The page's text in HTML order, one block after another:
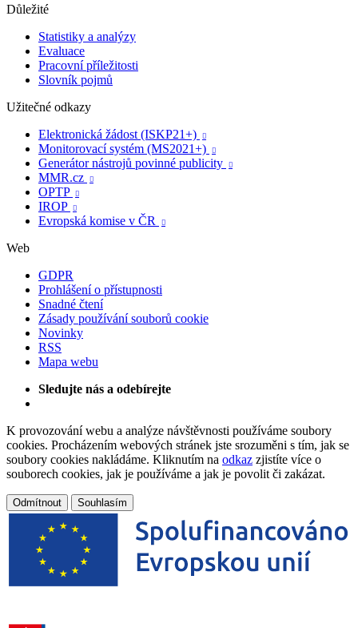
Důležité
Statistiky a analýzy
Evaluace
Pracovní příležitosti
Slovník pojmů
Užitečné odkazy
Elektronická žádost (ISKP21+)

Monitorovací systém (MS2021+) 
Generátor nástrojů povinné publicity 
MMR.cz 
OPTP 
IROP 
Evropská komise v ČR 
Web
GDPR
Prohlášení o přístupnosti
Snadné čtení
Zásady používání souborů cookie
Novinky
RSS
Mapa webu
Sledujte nás a odebírejte
K provozování webu a analýze návštěvnosti používáme soubory
cookies. Procházením webových stránek jste srozuměni s tím, jak se
soubory cookies nakládáme. Kliknutím na odkaz zjistíte více o
souborech cookies, jak je používáme a jak je povolit či zakázat.
Odmítnout Souhlasím